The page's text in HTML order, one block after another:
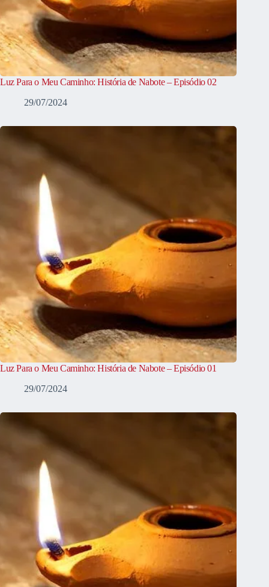
Luz Para o Meu Caminho: História de Nabote – Episódio 02
29/07/2024
Luz Para o Meu Caminho: História de Nabote – Episódio 01
29/07/2024